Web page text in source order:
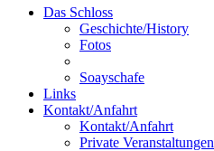
Das Schloss
Geschichte/History
Fotos
Soayschafe
Links
Kontakt/Anfahrt
Kontakt/Anfahrt
Private Veranstaltungen